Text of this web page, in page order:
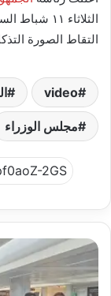
التقاط الصورة
video
مجلس الوزراء